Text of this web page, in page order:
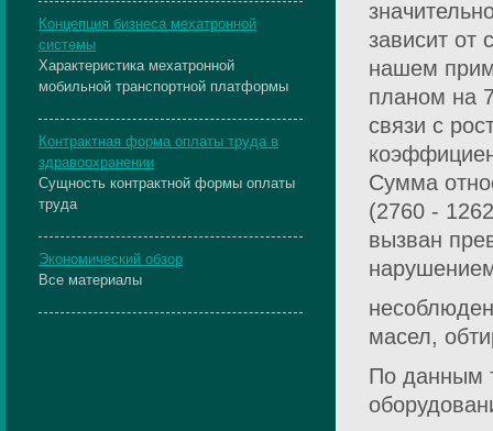
зависит от
нашем
планом на
связи с
Сумма
(2760 -
вызван
масел,
По данным
Концепция бизнеса мехатронной
системы
Характеристика мехатронной
мобильной транспортной платформы
Контрактная форма оплаты труда в
здравоохранении
Сущность контрактной формы оплаты
труда
Экономический обзор
Все материалы